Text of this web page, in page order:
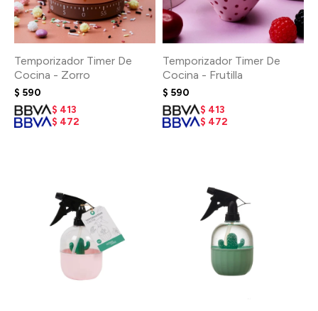
Temporizador Timer De
Cocina - Zorro
$ 590
$ 413
$ 472
Temporizador Timer De
Cocina - Frutilla
$ 590
$ 413
$ 472